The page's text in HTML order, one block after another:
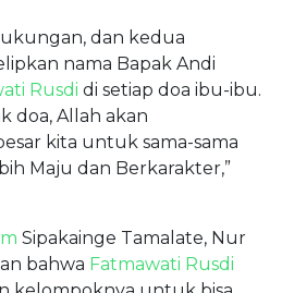
dan kedua
nama Bapak Andi
Rusdi di setiap doa ibu-ibu.
doa, Allah akan
kita untuk sama-sama
Maju dan Berkarakter,”
Sipakainge Tamalate, Nur
bahwa Fatmawati Rusdi